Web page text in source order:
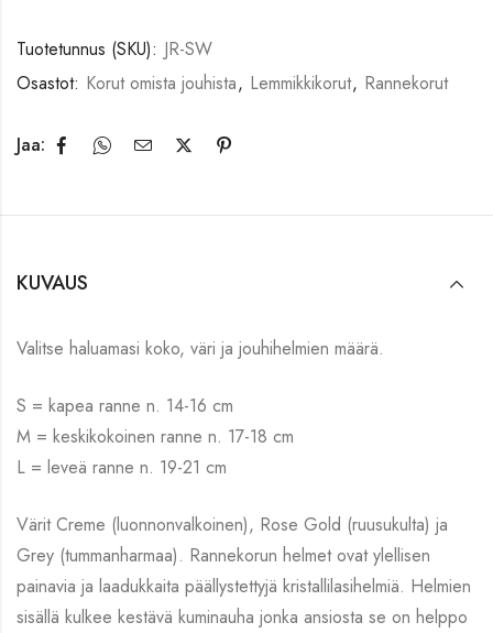
Tuotetunnus (SKU): JR-SW
Osastot: Korut omista jouhista, Lemmikkikorut, Rannekorut
Jaa:
KUVAUS
Valitse haluamasi koko, väri ja jouhihelmien määrä.
S = kapea ranne n. 14-16 cm
M = keskikokoinen ranne n. 17-18 cm
L = leveä ranne n. 19-21 cm
Värit Creme (luonnonvalkoinen), Rose Gold (ruusukulta) ja
Grey (tummanharmaa). Rannekorun helmet ovat ylellisen
painavia ja laadukkaita päällystettyjä kristallilasihelmiä. Helmien
sisällä kulkee kestävä kuminauha jonka ansiosta se on helppo